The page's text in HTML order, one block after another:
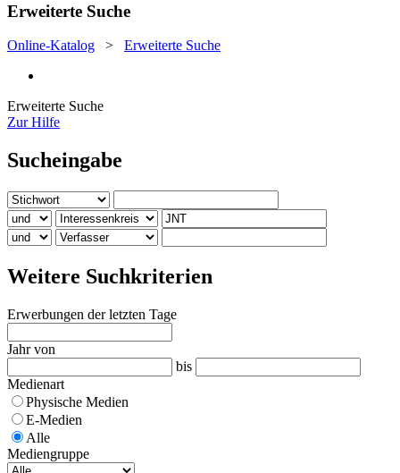
Erweiterte Suche
Online-Katalog > Erweiterte Suche
Erweiterte Suche
Zur Hilfe
Sucheingabe
Weitere Suchkriterien
Erwerbungen der letzten Tage
Jahr von
bis
Medienart
Physische Medien
E-Medien
Alle
Mediengruppe